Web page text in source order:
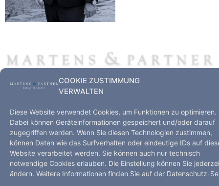
COOKIE ZUSTIMMUNG
VERWALTEN
Diese Website verwendet Cookies, um Funktionen zu optimieren.
Dabei können Geräteinformationen gespeichert und/oder darauf
zugegriffen werden. Wenn Sie diesen Technologien zustimmen,
können Daten wie das Surfverhalten oder eindeutige IDs auf
Website verarbeitet werden. Sie können auch nur technisch
notwendige Cookies erlauben. Die Einstellung können Sie
ändern. Weitere Informationen finden Sie auf der Datenschutz-
Düsseldorf
Startseite
Leistungen
Kompetenz
Impressum
Datenschutz
Kontakt
Alle Rechte vorbehalten